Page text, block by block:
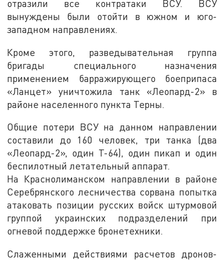
отразили все контратаки ВСУ. ВСУ
вынуждены были отойти в южном и юго-
западном направлениях.
Кроме этого, разведывательная группа
бригады специального назначения
применением барражирующего боеприпаса
«Ланцет» уничтожила танк «Леопард-2» в
районе населенного пункта Терны.
Общие потери ВСУ на данном направлении
составили до 160 человек, три танка (два
«Леопард-2», один Т-64), один пикап и один
беспилотный летательный аппарат.
На Краснолиманском направлении в районе
Серебрянского лесничества сорвана попытка
атаковать позиции русских войск штурмовой
группой украинских подразделений при
огневой поддержке бронетехники.
Слаженными действиями расчетов дронов-